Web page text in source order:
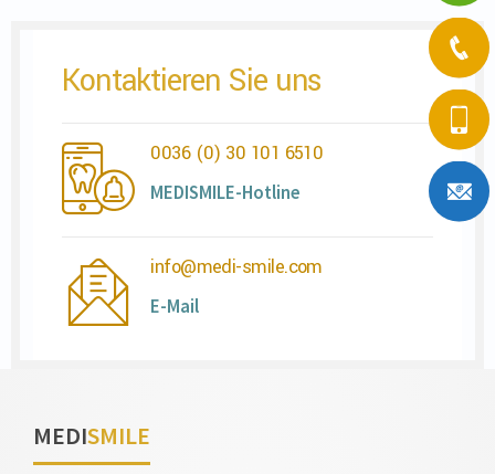
Kontaktieren Sie uns
0036 (0) 30 101 6510
MEDISMILE-Hotline
info@medi-smile.com
E-Mail
MEDISMILE